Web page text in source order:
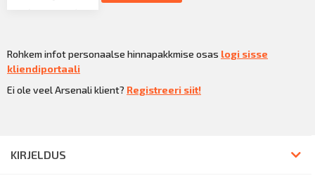
Rohkem infot personaalse hinnapakkmise osas logi sisse
kliendiportaali
Ei ole veel Arsenali klient? Registreeri siit!
KIRJELDUS